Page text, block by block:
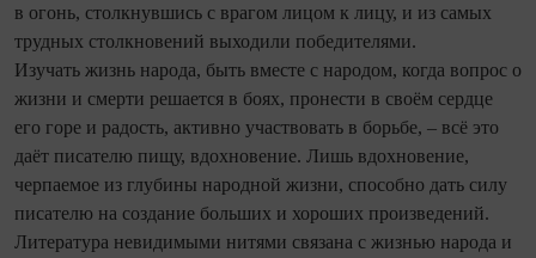
в огонь, столкнувшись с врагом лицом к лицу, и из самых
трудных столкновений выходили победителями.
Изучать жизнь народа, быть вместе с народом, когда вопрос о
жизни и смерти решается в боях, пронести в своём сердце
его горе и радость, активно участвовать в борьбе, – всё это
даёт писателю пищу, вдохновение. Лишь вдохновение,
черпаемое из глубины народной жизни, способно дать силу
писателю на создание больших и хороших произведений.
Литература невидимыми нитями связана с жизнью народа и